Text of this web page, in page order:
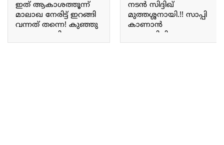
ഇത് ആകാശത്തൂന്ന്
മാലാഖ നേരിട്ട് ഇറങ്ങി
വന്നത് തന്നെ! കുഞ്ഞു
മാലാഖ കൂട്ടിയെപ്പോലെ
സുന്ദരിയായി വുദ്ധി
നടൻ സിദ്ദിഖ്
മുത്തശ്ശനായി.!! സാപ്പി
കാണാൻ
ആഗ്രഹിച്ചിരുന്ന ആ
കുഞ്ഞ് വന്നു; ലോകം